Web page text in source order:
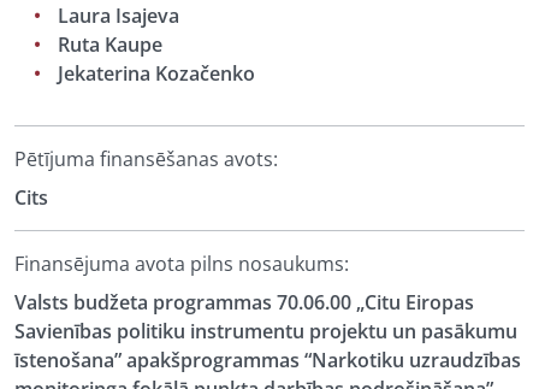
Laura Isajeva
Ruta Kaupe
Jekaterina Kozačenko
Pētījuma finansēšanas avots:
Cits
Finansējuma avota pilns nosaukums:
Valsts budžeta programmas 70.06.00 „Citu Eiropas
Savienības politiku instrumentu projektu un pasākumu
īstenošana” apakšprogrammas “Narkotiku uzraudzības